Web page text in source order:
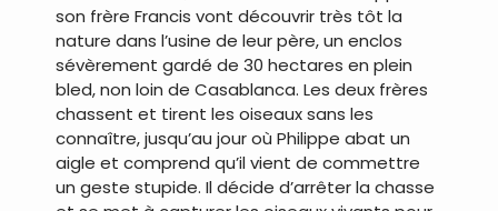
son frère Francis vont découvrir très tôt la
nature dans l’usine de leur père, un enclos
sévèrement gardé de 30 hectares en plein
bled, non loin de Casablanca. Les deux frères
chassent et tirent les oiseaux sans les
connaître, jusqu’au jour où Philippe abat un
aigle et comprend qu’il vient de commettre
un geste stupide. Il décide d’arrêter la chasse